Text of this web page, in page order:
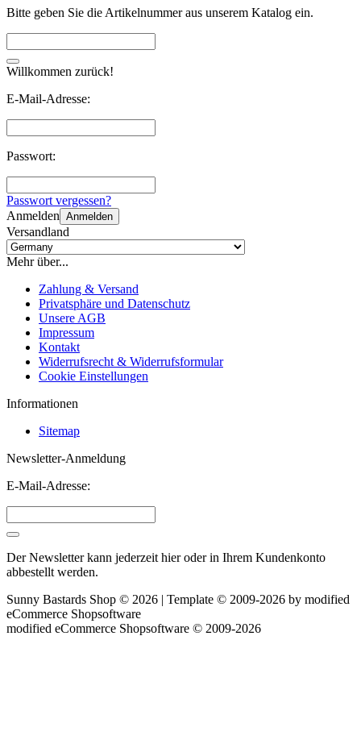
Bitte geben Sie die Artikelnummer aus unserem Katalog ein.
Willkommen zurück!
E-Mail-Adresse:
Passwort:
Passwort vergessen?
Anmelden Anmelden
Versandland
Mehr über...
Zahlung & Versand
Privatsphäre und Datenschutz
Unsere AGB
Impressum
Kontakt
Widerrufsrecht & Widerrufsformular
Cookie Einstellungen
Informationen
Sitemap
Newsletter-Anmeldung
E-Mail-Adresse:
Der Newsletter kann jederzeit hier oder in Ihrem Kundenkonto
abbestellt werden.
Sunny Bastards Shop © 2026 | Template © 2009-2026 by modified
eCommerce Shopsoftware
modified eCommerce Shopsoftware © 2009-2026